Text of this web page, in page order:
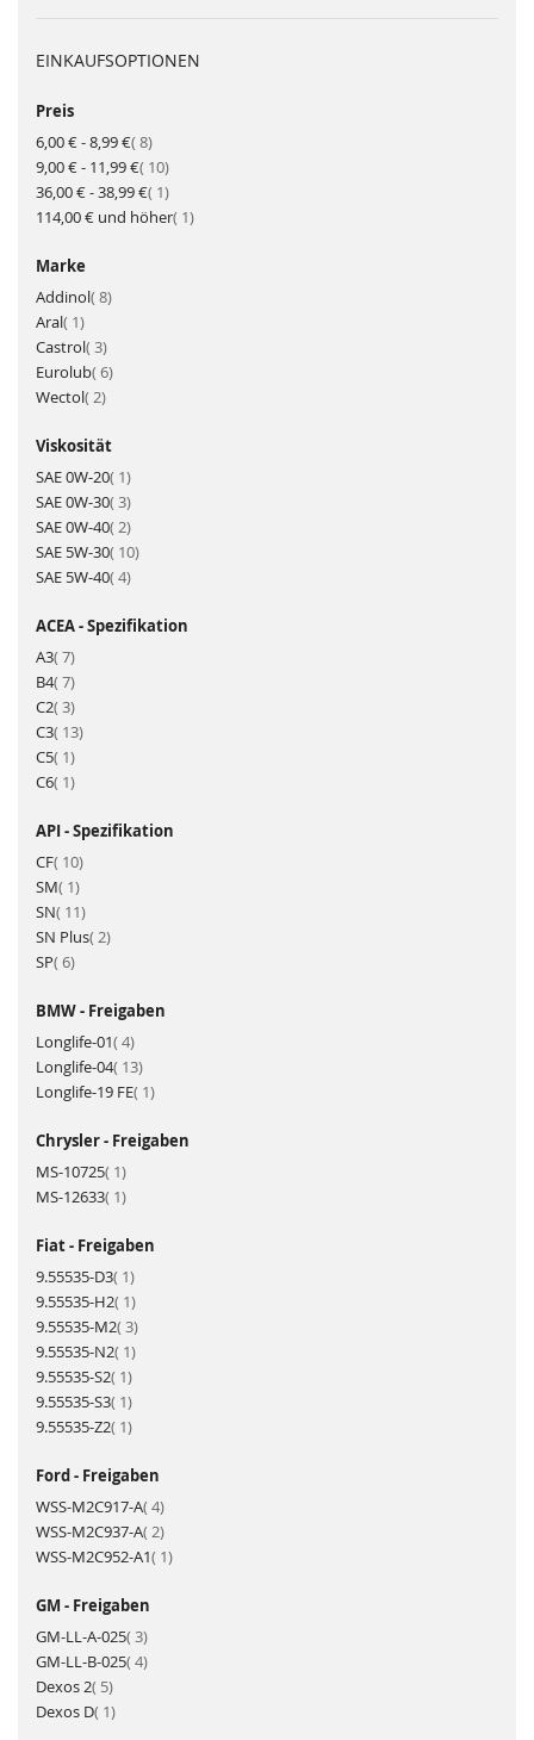
EINKAUFSOPTIONEN
Preis
6,00 €-8,99 € 8Artikel
9,00 €- 11,99 € 10Artikel
36,00 €-38,99 € 1Artikel
114,00 € und höher 1Artikel
Marke
Addinol 8Artikel
Aral 1Artikel
Castrol 3Artikel
Eurolub 6Artikel
Wectol 2Artikel
Viskosität
SAE 0W-20 1Artikel
SAE 0W-30 3Artikel
SAE 0W-40 2Artikel
SAE 5W-30 10Artikel
SAE 5W-40 4Artikel
ACEA - Spezifikation
A3 7Artikel
B4 7Artikel
C2 3Artikel
C3 13Artikel
C5 1Artikel
C6 1Artikel
API - Spezifikation
CF 10Artikel
SM 1Artikel
SN 11Artikel
SN Plus 2Artikel
SP 6Artikel
BMW - Freigaben
Longlife-01 4Artikel
Longlife-04 13Artikel
Longlife-19 FE 1Artikel
Chrysler - Freigaben
MS-10725 1Artikel
MS-12633 1Artikel
Fiat - Freigaben
9.55535-D3 1Artikel
9.55535-H2 1Artikel
9.55535-M2 3Artikel
9.55535-N2 1Artikel
9.55535-S2 1Artikel
9.55535-S3 1Artikel
9.55535-Z2 1Artikel
Ford - Freigaben
WSS-M2C917-A 4Artikel
WSS-M2C937-A 2Artikel
WSS-M2C952-A1 1Artikel
GM - Freigaben
GM-LL-A-025 3Artikel
GM-LL-B-025 4Artikel
Dexos 2 5Artikel
Dexos D 1Artikel